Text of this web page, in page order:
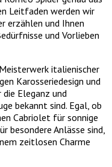
Leitfaden werden wir
erzählen und Ihnen
und Vorlieben
italienischer
Karosseriedesign und
Eleganz und
bekannt sind. Egal, ob
Cabriolet für sonnige
besondere Anlässe sind,
zeitlosen Charme